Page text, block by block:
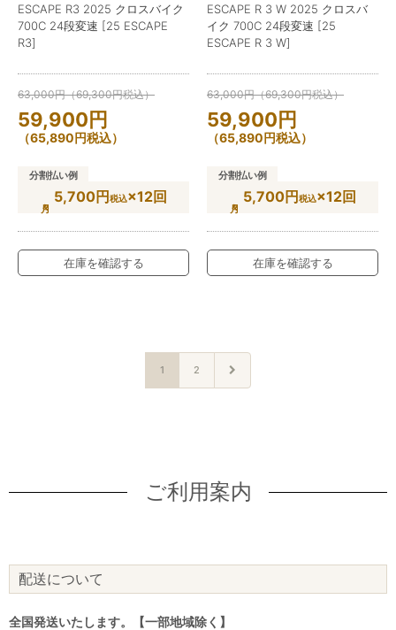
ESCAPE R3 2025 クロスバイク
700C 24段変速 [25 ESCAPE
R3]
63,000円（69,300円税込）
59,900円
（65,890円税込）
分割払い例
5,700円税込×12回
在庫を確認する
ESCAPE R 3 W 2025 クロスバ
イク 700C 24段変速 [25
ESCAPE R 3 W]
63,000円（69,300円税込）
59,900円
（65,890円税込）
分割払い例
5,700円税込×12回
在庫を確認する
1 2
ご利用案内
配送について
全国発送いたします。【一部地域除く】